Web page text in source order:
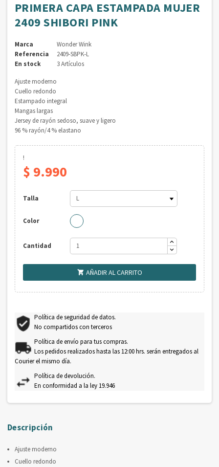
PRIMERA CAPA ESTAMPADA MUJER
2409 SHIBORI PINK
Marca
Wonder Wink
Referencia
2409-SBPK-L
En stock
3 Artículos
Ajuste moderno
Cuello redondo
Estampado integral
Mangas largas
Jersey de rayón sedoso, suave y ligero
96 % rayón/4 % elastano
!
$ 9.990
Talla
Color
Cantidad
 AÑADIR AL CARRITO
Política de seguridad de datos.
No compartidos con terceros
Política de envío para tus compras.
Los pedidos realizados hasta las 12:00 hrs. serán entregados al
Courier el mismo día.
Política de devolución.
En conformidad a la ley 19.946
Descripción
Ajuste moderno
Cuello redondo